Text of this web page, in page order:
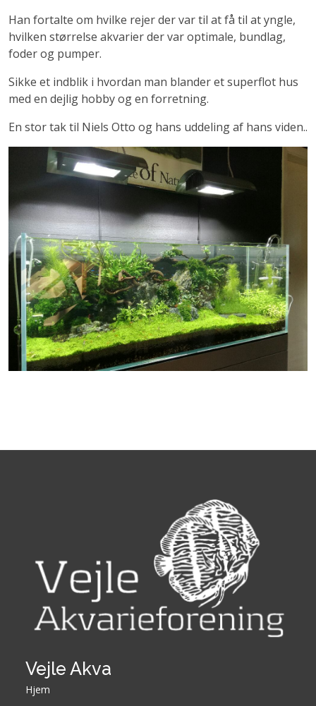
Han fortalte om hvilke rejer der var til at få til at yngle,
hvilken størrelse akvarier der var optimale, bundlag,
foder og pumper.
Sikke et indblik i hvordan man blander et superflot hus
med en dejlig hobby og en forretning.
En stor tak til Niels Otto og hans uddeling af hans viden..
Vejle Akva
Hjem